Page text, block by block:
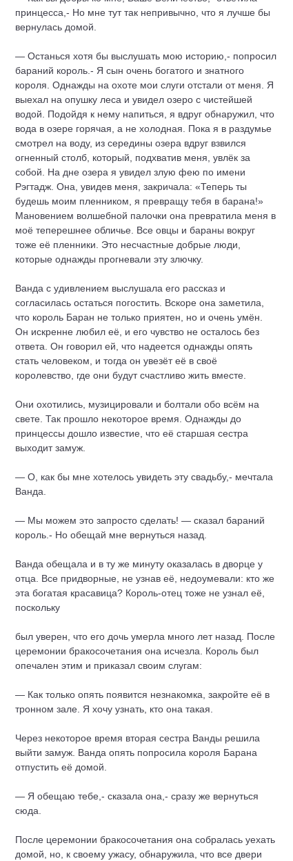
принцесса,- Но мне тут так непривычно, что я лучше бы
вернулась домой.
— Останься хотя бы выслушать мою историю,- попросил
бараний король.- Я сын очень богатого и знатного
короля. Однажды на охоте мои слуги отстали от меня. Я
выехал на опушку леса и увидел озеро с чистейшей
водой. Подойдя к нему напиться, я вдруг обнаружил, что
вода в озере горячая, а не холодная. Пока я в раздумье
смотрел на воду, из середины озера вдруг взвился
огненный столб, который, подхватив меня, увлёк за
собой. На дне озера я увидел злую фею по имени
Рэгтадж. Она, увидев меня, закричала: «Теперь ты
будешь моим пленником, я превращу тебя в барана!»
Мановением волшебной палочки она превратила меня в
моё теперешнее обличье. Все овцы и бараны вокруг
тоже её пленники. Это несчастные добрые люди,
которые однажды прогневали эту злючку.
Ванда с удивлением выслушала его рассказ и
согласилась остаться погостить. Вскоре она заметила,
что король Баран не только приятен, но и очень умён.
Он искренне любил её, и его чувство не осталось без
ответа. Он говорил ей, что надеется однажды опять
стать человеком, и тогда он увезёт её в своё
королевство, где они будут счастливо жить вместе.
Они охотились, музицировали и болтали обо всём на
свете. Так прошло некоторое время. Однажды до
принцессы дошло известие, что её старшая сестра
выходит замуж.
— О, как бы мне хотелось увидеть эту свадьбу,- мечтала
Ванда.
— Мы можем это запросто сделать! — сказал бараний
король.- Но обещай мне вернуться назад.
Ванда обещала и в ту же минуту оказалась в дворце у
отца. Все придворные, не узнав её, недоумевали: кто же
эта богатая красавица? Король-отец тоже не узнал её,
поскольку
был уверен, что его дочь умерла много лет назад. После
церемонии бракосочетания она исчезла. Король был
опечален этим и приказал своим слугам:
— Как только опять появится незнакомка, закройте её в
тронном зале. Я хочу узнать, кто она такая.
Через некоторое время вторая сестра Ванды решила
выйти замуж. Ванда опять попросила короля Барана
отпустить её домой.
— Я обещаю тебе,- сказала она,- сразу же вернуться
сюда.
После церемонии бракосочетания она собралась уехать
домой, но, к своему ужасу, обнаружила, что все двери